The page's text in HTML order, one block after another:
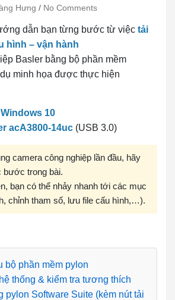
Hưng No Comments
dẫn bạn từng bước từ việc tải
hình – vận hành
Basler bằng bộ phần mềm
minh họa được thực hiện
Windows 10
acA3800-14uc (USB 3.0)
camera công nghiệp lần đầu, hãy
bước trong bài.
bạn có thể nhảy nhanh tới các mục
chỉnh tham số, lưu file cấu hình,…).
bộ phần mềm pylon
thống & kiểm tra tương thích
pylon Software Suite (kèm nút tải